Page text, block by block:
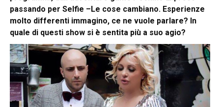
passando per Selfie –Le cose cambiano. Esperienze
molto differenti immagino, ce ne vuole parlare? In
quale di questi show si è sentita più a suo agio?